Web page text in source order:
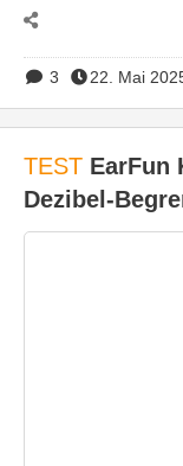
3 22. Mai
TEST EarFun
Dezibel-